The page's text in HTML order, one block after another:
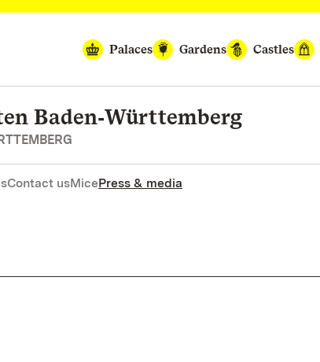
Palaces
Gardens Castles
Baden‑Württemberg
Contact usMicePress & media